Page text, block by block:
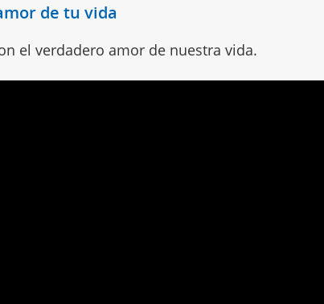
de tu vida
el verdadero amor de nuestra vida.